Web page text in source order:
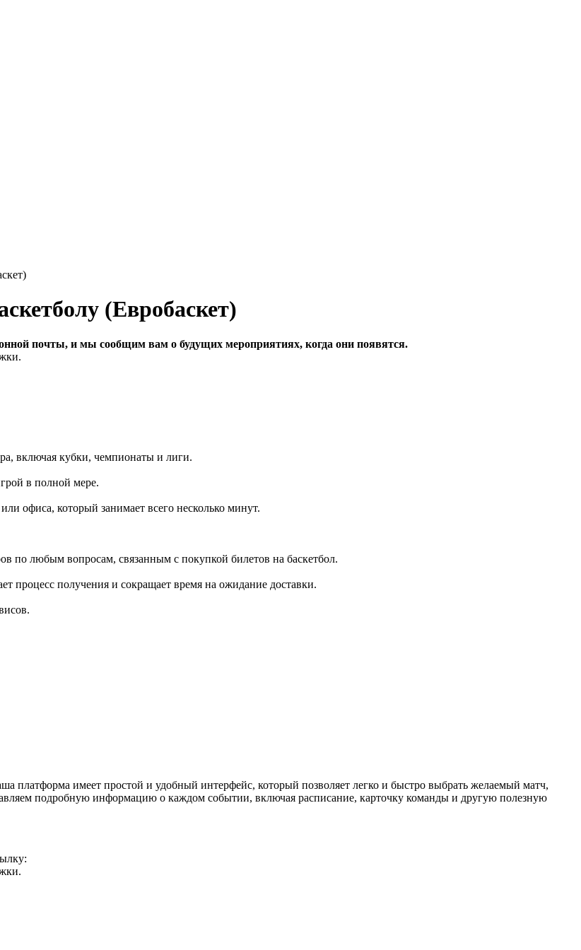
(Евробаскет)
почты, и мы сообщим вам о будущих мероприятиях, когда они появятся.
включая кубки, чемпионаты и лиги.
в полной мере.
офиса, который занимает всего несколько минут.
любым вопросам, связанным с покупкой билетов на баскетбол.
процесс получения и сокращает время на ожидание доставки.
платформа имеет простой и удобный интерфейс, который позволяет легко и быстро выбрать желаемый матч,
подробную информацию о каждом событии, включая расписание, карточку команды и другую полезную